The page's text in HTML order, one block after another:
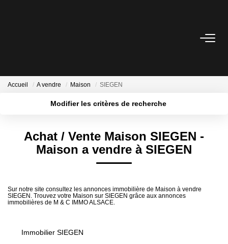
LOUER
Avis De Valeur
Estimation En Ligne
ESTIMER
Avis De Valeur
Accueil A vendre Maison SIEGEN
Modifier les critères de recherche
Type de bien
Budget max Plus de critères
Achat / Vente Maison SIEGEN -
Maison a vendre à SIEGEN
Sur notre site consultez les annonces immobilière de Maison à vendre
SIEGEN. Trouvez votre Maison sur SIEGEN grâce aux annonces
immobilières de M & C IMMO ALSACE.
Immobilier SIEGEN